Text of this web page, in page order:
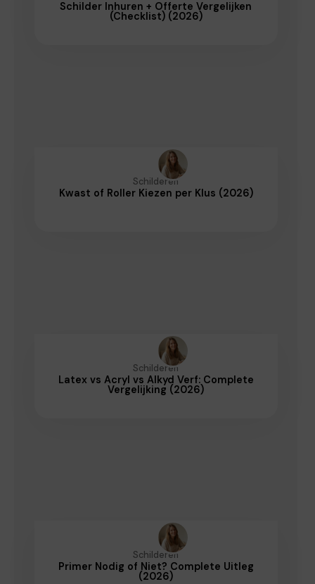
Schilder Inhuren + Offerte Vergelijken
(Checklist) (2026)
Schilderen
Kwast of Roller Kiezen per Klus (2026)
Schilderen
Latex vs Acryl vs Alkyd Verf: Complete
Vergelijking (2026)
Schilderen
Primer Nodig of Niet? Complete Uitleg
(2026)